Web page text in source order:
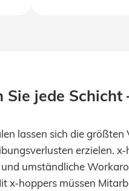
Sie jede
lassen sich die größten
erzielen.
und umständliche
x-hoppers müssen